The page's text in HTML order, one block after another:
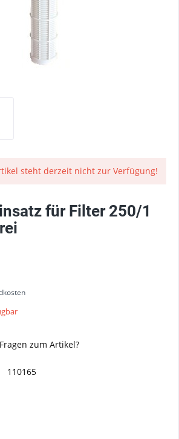
steht derzeit nicht zur Verfügung!
für Filter 250/1
Fragen zum Artikel?
110165